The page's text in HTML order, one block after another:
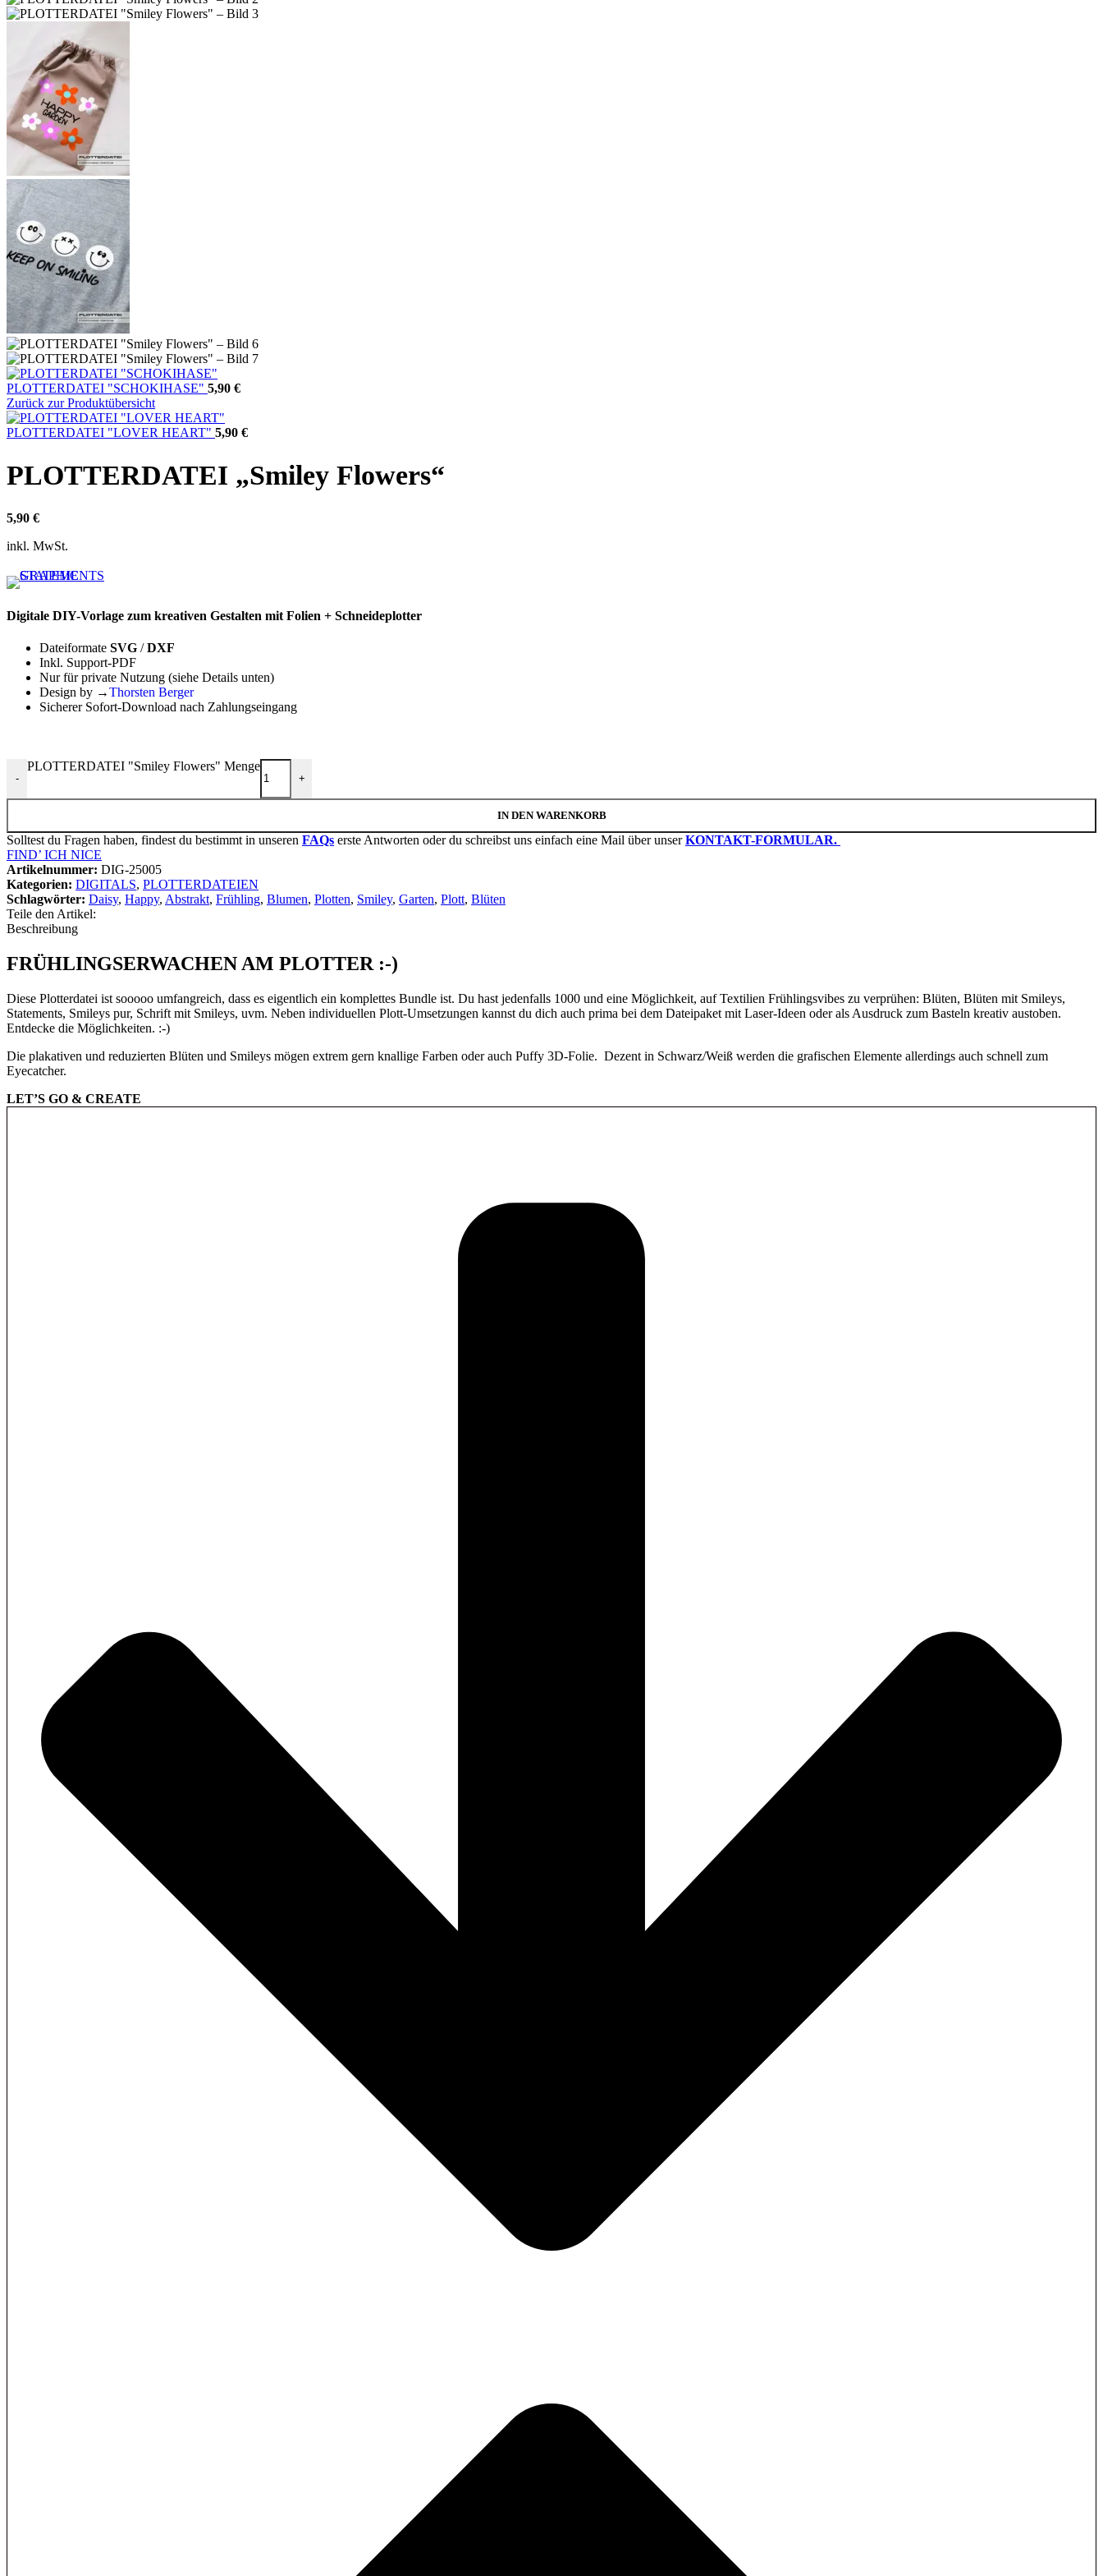
PLOTTERDATEI "SCHOKIHASE" 5,90 €
Zurück zur Produktübersicht
PLOTTERDATEI "LOVER HEART" 5,90 €
PLOTTERDATEI „Smiley Flowers“
5,90 €
inkl. MwSt.
Digitale DIY-Vorlage zum kreativen Gestalten mit Folien + Schneideplotter
Dateiformate SVG /DXF
Inkl. Support-PDF
Nur für private Nutzung (siehe Details unten)
Design by →Thorsten Berger
Sicherer Sofort-Download nach Zahlungseingang
-
PLOTTERDATEI "Smiley Flowers" Menge
+
IN DEN WARENKORB
Solltest du Fragen haben, findest du bestimmt in unseren FAQs erste Antworten oder du schreibst uns einfach eine Mail über unserKONTAKT-FORMULAR.
FIND’ ICH NICE
Artikelnummer: DIG-25005
Kategorien: DIGITALS, PLOTTERDATEIEN
Schlagwörter: Daisy, Happy, Abstrakt, Frühling, Blumen, Plotten, Smiley, Garten, Plott, Blüten
Teile den Artikel:
Beschreibung
FRÜHLINGSERWACHEN AM PLOTTER :-)
Diese Plotterdatei ist sooooo umfangreich, dass es eigentlich ein komplettes Bundle ist. Du hast jedenfalls 1000 und eine Möglichkeit, auf Textilien Frühlingsvibes zu verprühen: Blüten, Blüten mit Smileys,
Statements, Smileys pur, Schrift mit Smileys, uvm. Neben individuellen Plott-Umsetzungen kannst du dich auch prima bei dem Dateipaket mit Laser-Ideen oder als Ausdruck zum Basteln kreativ austoben.
Entdecke die Möglichkeiten. :-)
Die plakativen und reduzierten Blüten und Smileys mögen extrem gern knallige Farben oder auch Puffy 3D-Folie. Dezent in Schwarz/Weiß werden die grafischen Elemente allerdings auch schnell zum
Eyecatcher.
LET’S GO & CREATE